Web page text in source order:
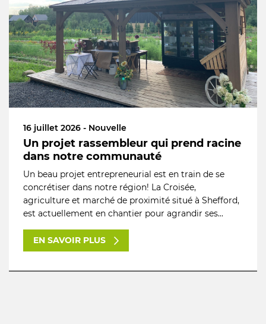
16 juillet 2026 - Nouvelle
Un projet rassembleur qui prend racine
dans notre communauté
Un beau projet entrepreneurial est en train de se
concrétiser dans notre région! La Croisée,
agriculture et marché de proximité situé à Shefford,
est actuellement en chantier pour agrandir ses...
EN SAVOIR PLUS